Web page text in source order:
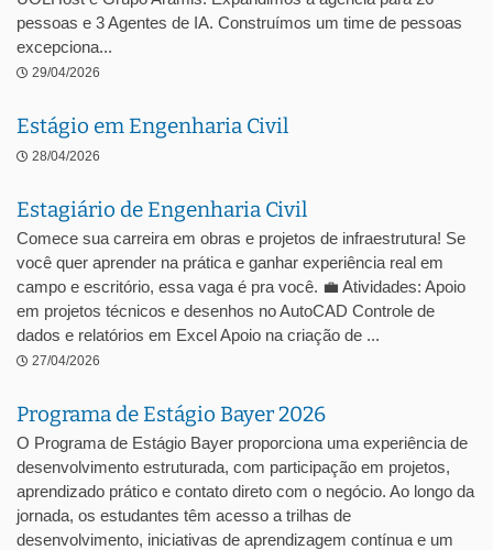
pessoas e 3 Agentes de IA. Construímos um time de pessoas
excepciona...
29/04/2026
Estágio em Engenharia Civil
28/04/2026
Estagiário de Engenharia Civil
Comece sua carreira em obras e projetos de infraestrutura! Se
você quer aprender na prática e ganhar experiência real em
campo e escritório, essa vaga é pra você. 💼 Atividades: Apoio
em projetos técnicos e desenhos no AutoCAD Controle de
dados e relatórios em Excel Apoio na criação de ...
27/04/2026
Programa de Estágio Bayer 2026
O Programa de Estágio Bayer proporciona uma experiência de
desenvolvimento estruturada, com participação em projetos,
aprendizado prático e contato direto com o negócio. Ao longo da
jornada, os estudantes têm acesso a trilhas de
desenvolvimento, iniciativas de aprendizagem contínua e um